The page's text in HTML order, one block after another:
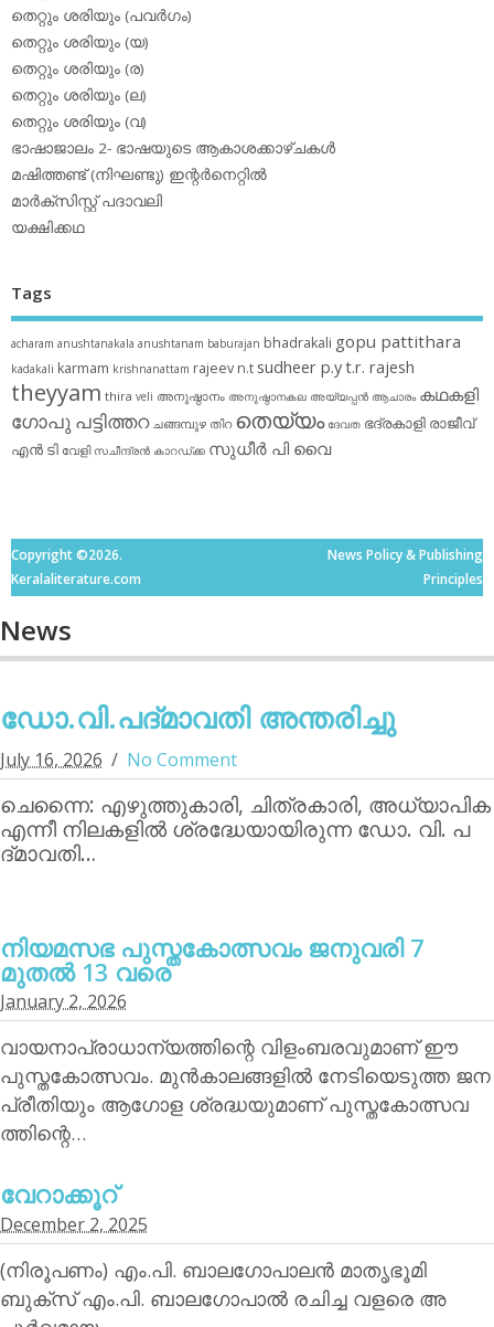
തെറ്റും ശരിയും (പവര്‍ഗം)
തെറ്റും ശരിയും (യ)
തെറ്റും ശരിയും (ര)
തെറ്റും ശരിയും (ല)
തെറ്റും ശരിയും (വ)
ഭാഷാജാലം 2- ഭാഷയുടെ ആകാശക്കാഴ്ചകള്‍
മഷിത്തണ്ട് (നിഘണ്ടു) ഇന്റര്‍നെറ്റില്‍
മാര്‍ക്‌സിസ്റ്റ് പദാവലി
യക്ഷിക്കഥ
Tags
acharam anushtanakala anushtanam baburajan bhadrakali gopu pattithara
kadakali karmam krishnanattam rajeev n.t sudheer p.yt.r. rajesh
theyyam thira veli അനുഷ്ഠാനം അനുഷ്ഠാനകല അയ്യപ്പന്‍ ആചാരം കഥകളി
ഗോപു പട്ടിത്തറ ചങ്ങമ്പുഴ തിറ തെയ്യം ദേവത ഭദ്രകാളി രാജീവ്
എൻ ടി വേളി സചീന്ദ്രന്‍ കാറഡ്ക്ക സുധീര്‍ പി വൈ
Copyright ©2026.
Keralaliterature.com
News Policy & Publishing
Principles
News
ഡോ.വി.പദ്മാവതി അന്തരിച്ചു
July 16, 2026 No Comment
ചെന്നൈ: എഴുത്തുകാരി, ചിത്രകാരി, അധ്യാപിക
എന്നീ നിലകളില്‍ ശ്രദ്ധേയായിരുന്ന ഡോ. വി. പ
ദ്മാവതി…
നിയമസഭ പുസ്തകോത്സവം ജനുവരി 7
മുതല്‍ 13 വരെ
January 2, 2026
വായനാപ്രാധാന്യത്തിന്റെ വിളംബരവുമാണ് ഈ
പുസ്തകോത്സവം. മുന്‍കാലങ്ങളില്‍ നേടിയെടുത്ത ജന
പ്രീതിയും ആഗോള ശ്രദ്ധയുമാണ് പുസ്തകോത്സവ
ത്തിന്റെ…
വേറാക്കൂറ്
December 2, 2025
(നിരൂപണം) എം.പി. ബാലഗോപാലന്‍ മാതൃഭൂമി
ബുക്‌സ് എം.പി. ബാലഗോപാല്‍ രചിച്ച വളരെ അ